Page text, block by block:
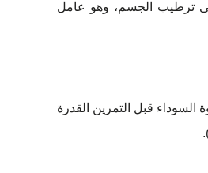
ترطيب الجسم، وهو عامل
السوداء قبل التمرين القدرة